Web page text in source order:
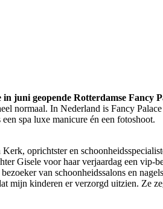
juni geopende Rotterdamse
normaal. In Nederland is Fancy
spa luxe manicure én een fotoshoot.
oprichtster en
Gisele voor haar verjaardag een
van schoonheidssalons en
mijn kinderen er verzorgd uitzien. Ze